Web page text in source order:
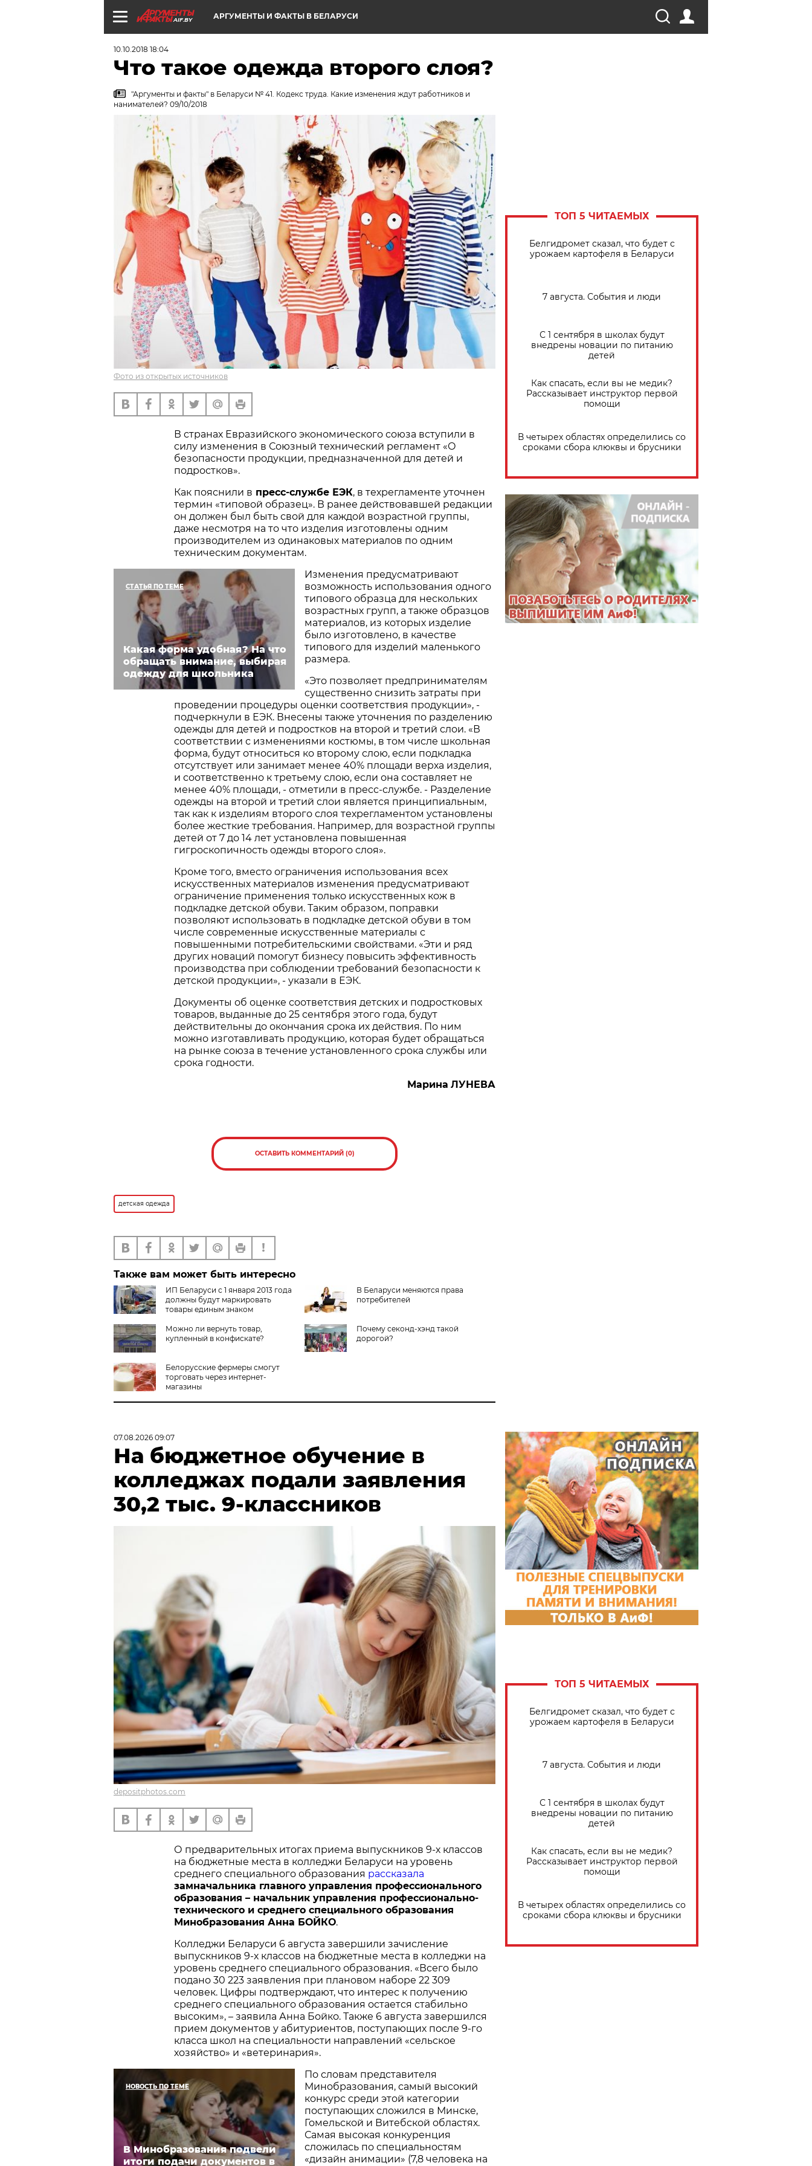
AIF.BY АРГУМЕНТЫ И ФАКТЫ В БЕЛАРУСИ
10.10.2018 18:04
Что такое одежда второго слоя?
"Аргументы и факты" в Беларуси № 41. Кодекс труда. Какие изменения ждут работников и
нанимателей? 09/10/2018
Фото из открытых источников
В странах Евразийского экономического союза вступили в
силу изменения в Союзный технический регламент «О
безопасности продукции, предназначенной для детей и
подростков».
Как пояснили в пресс-службе ЕЭК, в техрегламенте уточнен
термин «типовой образец». В ранее действовавшей редакции
он должен был быть свой для каждой возрастной группы,
даже несмотря на то что изделия изготовлены одним
производителем из одинаковых материалов по одним
техническим документам.
СТАТЬЯ ПО ТЕМЕ
Какая форма удобная? На что
обращать внимание, выбирая
одежду для школьника
Изменения предусматривают
возможность использования одного
типового образца для нескольких
возрастных групп, а также образцов
материалов, из которых изделие
было изготовлено, в качестве
типового для изделий маленького
размера.
«Это позволяет предпринимателям
существенно снизить затраты при
проведении процедуры оценки соответствия продукции», -
подчеркнули в ЕЭК. Внесены также уточнения по разделению
одежды для детей и подростков на второй и третий слои. «В
соответствии с изменениями костюмы, в том числе школьная
форма, будут относиться ко второму слою, если подкладка
отсутствует или занимает менее 40% площади верха изделия,
и соответственно к третьему слою, если она составляет не
менее 40% площади, - отметили в пресс-службе. - Разделение
одежды на второй и третий слои является принципиальным,
так как к изделиям второго слоя техрегламентом установлены
более жесткие требования. Например, для возрастной группы
детей от 7 до 14 лет установлена повышенная
гигроскопичность одежды второго слоя».
Кроме того, вместо ограничения использования всех
искусственных материалов изменения предусматривают
ограничение применения только искусственных кож в
подкладке детской обуви. Таким образом, поправки
позволяют использовать в подкладке детской обуви в том
числе современные искусственные материалы с
повышенными потребительскими свойствами. «Эти и ряд
других новаций помогут бизнесу повысить эффективность
производства при соблюдении требований безопасности к
детской продукции», - указали в ЕЭК.
Документы об оценке соответствия детских и подростковых
товаров, выданные до 25 сентября этого года, будут
действительны до окончания срока их действия. По ним
можно изготавливать продукцию, которая будет обращаться
на рынке союза в течение установленного срока службы или
срока годности.
Марина ЛУНЕВА
ОСТАВИТЬ КОММЕНТАРИЙ (0)
детская одежда
Также вам может быть интересно
ИП Беларуси с 1 января 2013 года
должны будут маркировать
товары единым знаком
В Беларуси меняются права
потребителей
Можно ли вернуть товар,
купленный в конфискате?
Почему секонд-хэнд такой
дорогой?
Белорусские фермеры смогут
торговать через интернет-
магазины
ТОП 5 ЧИТАЕМЫХ
Белгидромет сказал, что будет с
урожаем картофеля в Беларуси
7 августа. События и люди
С 1 сентября в школах будут
внедрены новации по питанию
детей
Как спасать, если вы не медик?
Рассказывает инструктор первой
помощи
В четырех областях определились со
сроками сбора клюквы и брусники
07.08.2026 09:07
На бюджетное обучение в
колледжах подали заявления
30,2 тыс. 9-классников
depositphotos.com
О предварительных итогах приема выпускников 9-х классов
на бюджетные места в колледжи Беларуси на уровень
среднего специального образования рассказала
замначальника главного управления профессионального
образования – начальник управления профессионально-
технического и среднего специального образования
Минобразования Анна БОЙКО.
Колледжи Беларуси 6 августа завершили зачисление
выпускников 9-х классов на бюджетные места в колледжи на
уровень среднего специального образования. «Всего было
подано 30 223 заявления при плановом наборе 22 309
человек. Цифры подтверждают, что интерес к получению
среднего специального образования остается стабильно
высоким», – заявила Анна Бойко. Также 6 августа завершился
прием документов у абитуриентов, поступающих после 9-го
класса школ на специальности направлений «сельское
хозяйство» и «ветеринария».
НОВОСТЬ ПО ТЕМЕ
В Минобразования подвели
итоги подачи документов в
По словам представителя
Минобразования, самый высокий
конкурс среди этой категории
поступающих сложился в Минске,
Гомельской и Витебской областях.
Самая высокая конкуренция
сложилась по специальностям
«дизайн анимации» (7,8 человека на
ТОП 5 ЧИТАЕМЫХ
Белгидромет сказал, что будет с
урожаем картофеля в Беларуси
7 августа. События и люди
С 1 сентября в школах будут
внедрены новации по питанию
детей
Как спасать, если вы не медик?
Рассказывает инструктор первой
помощи
В четырех областях определились со
сроками сбора клюквы и брусники